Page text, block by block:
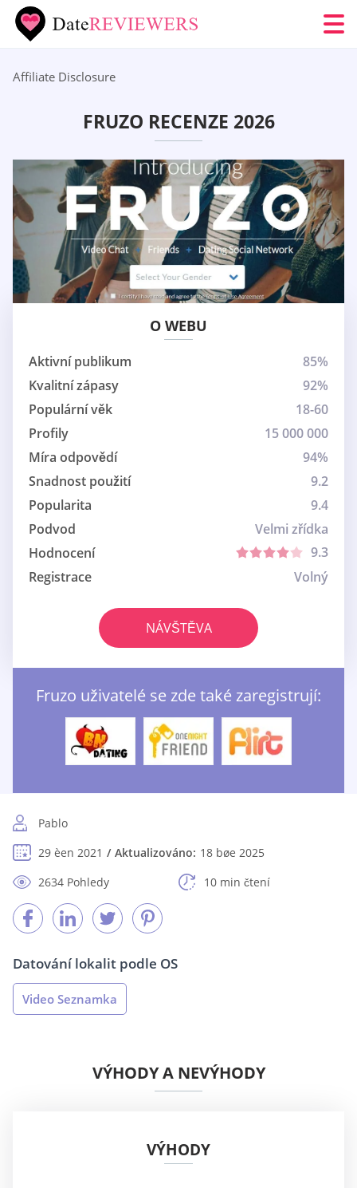
Affiliate Disclosure
FRUZO RECENZE 2026
O WEBU
Aktivní publikum
85%
Kvalitní zápasy
92%
Populární věk
18-60
Profily
15 000 000
Míra odpovědí
94%
Snadnost použití
9.2
Popularita
9.4
Podvod
Velmi zřídka
Hodnocení
9.3
Registrace
Volný
NÁVŠTĚVA
Fruzo uživatelé se zde také zaregistrují:
Pablo
29 èen 2021
Aktualizováno: 18 bøe 2025
2634 Pohledy
10 min čtení
Datování lokalit podle OS
Video Seznamka
VÝHODY A NEVÝHODY
VÝHODY